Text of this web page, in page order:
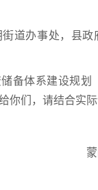
道办事处，县政
备体系建设规划
你们，请结合实际